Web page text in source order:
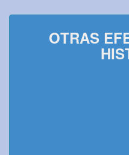
OTRAS